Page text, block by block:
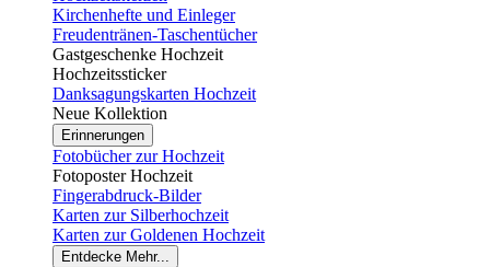
Kirchenhefte und Einleger
Freudentränen-Taschentücher
Gastgeschenke Hochzeit
Hochzeitssticker
Danksagungskarten Hochzeit
Neue Kollektion
Erinnerungen
Fotobücher zur Hochzeit
Fotoposter Hochzeit
Fingerabdruck-Bilder
Karten zur Silberhochzeit
Karten zur Goldenen Hochzeit
Entdecke Mehr...